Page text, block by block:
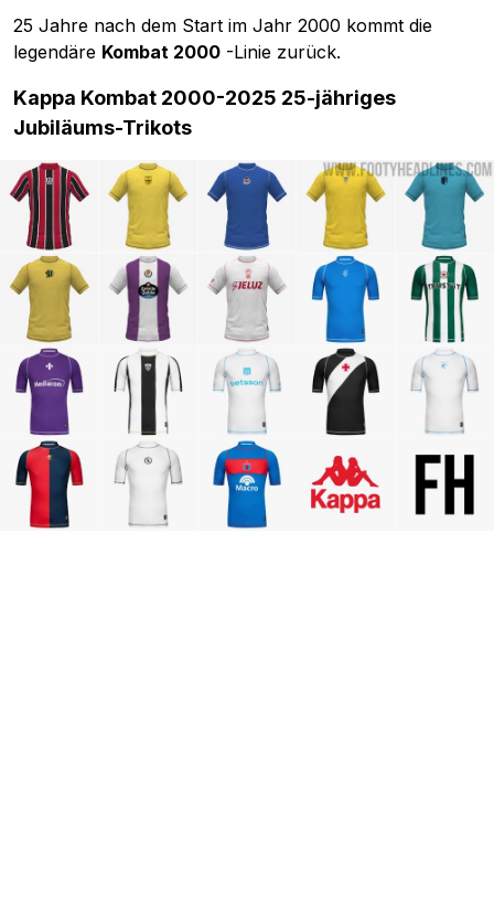
25 Jahre nach dem Start im Jahr 2000 kommt die
legendäre Kombat 2000 -Linie zurück.
Kappa Kombat 2000-2025 25-jähriges
Jubiläums-Trikots